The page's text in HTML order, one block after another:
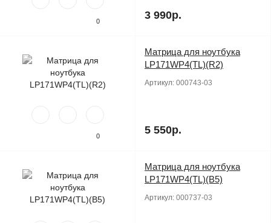
0 3 990р.
0
Матрица для ноутбука
LP171WP4(TL)(R2)
Артикул: 000743-03
5 550р.
Матрица для ноутбука
LP171WP4(TL)(B5)
Артикул: 000737-03